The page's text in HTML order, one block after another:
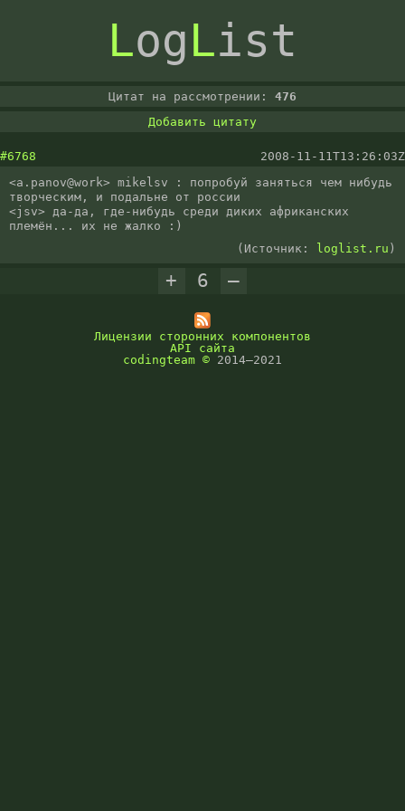
LogList
Цитат на рассмотрении: 476
Добавить цитату
#6768
2008-11-11T13:26:03Z
<a.panov@work> mikelsv : попробуй заняться чем нибудь
творческим, и подальне от россии
<jsv> да-да, где-нибудь среди диких африканских
племён... их не жалко :)
(Источник:
loglist.ru )
+ 6 –
Лицензии сторонних компонентов
API сайта
codingteam © 2014–2021